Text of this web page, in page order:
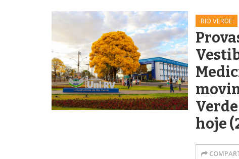
RIO VERDE
hoje